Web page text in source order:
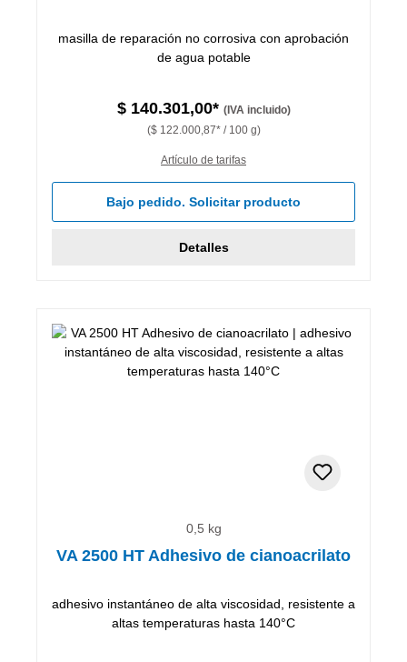
masilla de reparación no corrosiva con aprobación
de agua potable
$ 140.301,00* (IVA incluido)
($ 122.000,87* / 100 g)
Artículo de tarifas
Bajo pedido. Solicitar producto
Detalles
0,5 kg
VA 2500 HT Adhesivo de cianoacrilato
adhesivo instantáneo de alta viscosidad, resistente a
altas temperaturas hasta 140°C